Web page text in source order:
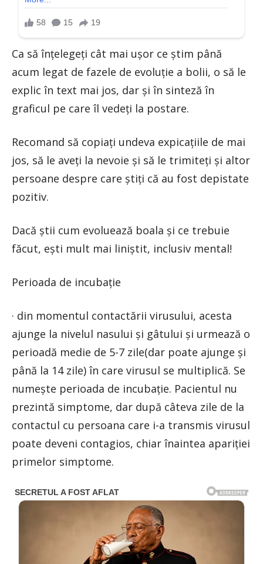
Ca să înțelegeți cât mai ușor ce știm până
acum legat de fazele de evoluție a bolii, o să le
explic în text mai jos, dar și în sinteză în
graficul pe care îl vedeți la postare.
Recomand să copiați undeva expicațiile de mai
jos, să le aveți la nevoie și să le trimiteți și altor
persoane despre care știți că au fost depistate
pozitiv.
Dacă știi cum evoluează boala și ce trebuie
făcut, ești mult mai liniștit, inclusiv mental!
Perioada de incubație
· din momentul contactării virusului, acesta
ajunge la nivelul nasului și gâtului și urmează o
perioadă medie de 5-7 zile(dar poate ajunge și
până la 14 zile) în care virusul se multiplică. Se
numește perioada de incubație. Pacientul nu
prezintă simptome, dar după câteva zile de la
contactul cu persoana care i-a transmis virusul
poate deveni contagios, chiar înaintea apariției
primelor simptome.